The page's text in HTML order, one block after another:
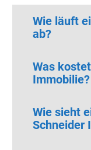
Wie läuft
ab?
Was
Immobilie?
Wie sieht
Schneider